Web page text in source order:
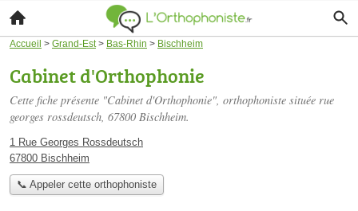
Accueil > Grand-Est> Bas-Rhin > Bischheim
Cabinet d'Orthophonie
Cette fiche présente "Cabinet d'Orthophonie", orthophoniste située rue
georges rossdeutsch, 67800 Bischheim.
1 Rue Georges Rossdeutsch
67800 Bischheim
📞 Appeler cette orthophoniste